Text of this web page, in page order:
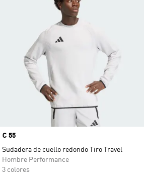
Precio
€ 55
Sudadera de cuello redondo Tiro Travel
Hombre Performance
3 colores